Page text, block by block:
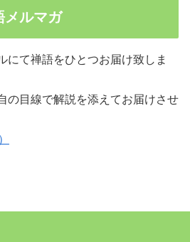
メルマガ
にて禅語をひとつお届け致しま
の目線で解説を添えてお届けさせ